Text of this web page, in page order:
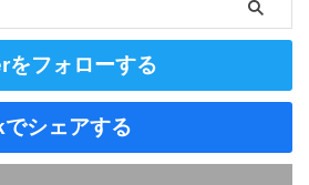
をフォローする
シェアする